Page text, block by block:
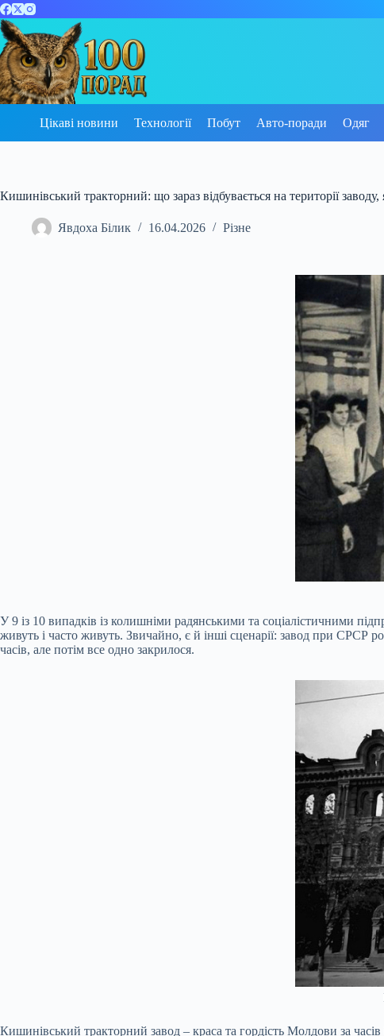
Перейти
до
вмісту
Цікаві новини Технології Побут Авто-поради Одяг
Кишинівський тракторний: що зараз відбувається на території
Явдоха Білик 16.04.2026 Різне
У 9 із 10 випадків із колишніми радянськими та соціалістичними
живуть і часто живуть. Звичайно, є й інші сценарії: завод при СРСР
часів, але потім все одно закрилося.
Кишинівський тракторний завод – краса та гордість Молдови за